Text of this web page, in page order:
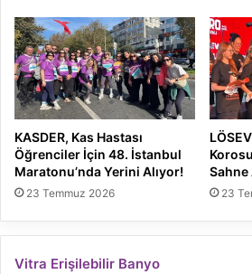
KASDER, Kas Hastası
Öğrenciler İçin 48. İstanbul
Maratonu’nda Yerini Alıyor!
23 Temmuz 2026
Sahne
23
Vitra Erişilebilir Banyo